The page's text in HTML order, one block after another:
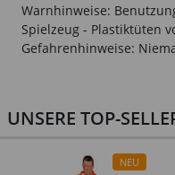
Warnhinweise:
Spielzeug - Plastiktüten
Gefahrenhinweise:
UNSERE TOP-
NEU